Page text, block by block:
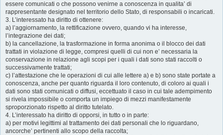
essere comunicati o che possono venirne a conoscenza in qualita’ di
rappresentante designato nel territorio dello Stato, di responsabili o incaricati.
3. L’interessato ha diritto di ottenere:
a) l’aggiornamento, la rettificazione ovvero, quando vi ha interesse,
l’integrazione dei dati;
b) la cancellazione, la trasformazione in forma anonima o il blocco dei dati
trattati in violazione di legge, compresi quelli di cui non e’ necessaria la
conservazione in relazione agli scopi per i quali i dati sono stati raccolti o
successivamente trattati;
c) l’attestazione che le operazioni di cui alle lettere a) e b) sono state portate a
conoscenza, anche per quanto riguarda il loro contenuto, di coloro ai quali i
dati sono stati comunicati o diffusi, eccettuato il caso in cui tale adempimento
si rivela impossibile o comporta un impiego di mezzi manifestamente
sproporzionato rispetto al diritto tutelato.
4. L’interessato ha diritto di opporsi, in tutto o in parte:
a) per motivi legittimi al trattamento dei dati personali che lo riguardano,
ancorche’ pertinenti allo scopo della raccolta;